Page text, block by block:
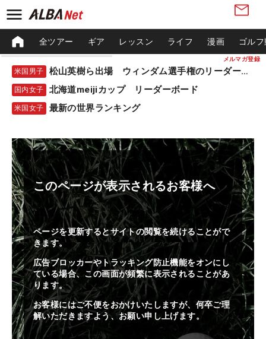
メルマガ登録
全ツアー ギア レッスン ライフ 漫画 ゴル
米国男子 松山英樹ら出場 ウィンダム選手権のリーダーボード
国内女子 北海道meijiカップ リーダーボード
米国女子 最新の世界ランキング
このページが表示されるお客様へ
ページを更新するとサイトの閲覧を続けることがで
きます。
広告ブロッカーやトラッキング防止機能をオンにし
ている場合、この画面が頻繁に表示されることがあ
ります。
お客様にはご不便をおかけいたしますが、何卒ご理
解いただきますよう、お願い申し上げます。